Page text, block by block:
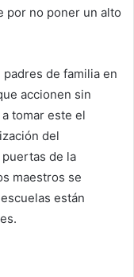
por no poner un alto
de familia en
accionen sin
tomar este el
del
de la
maestros se
están